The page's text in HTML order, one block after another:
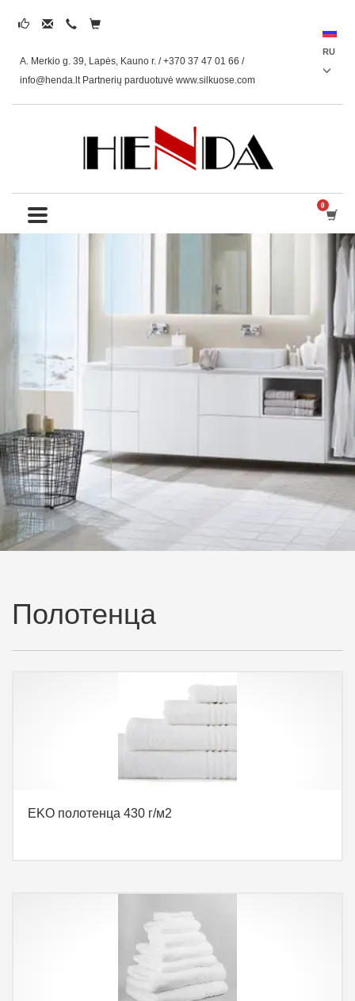
A. Merkio g. 39, Lapės, Kauno r. / +370 37 47 01 66 /
info@henda.ltPartnerių parduotuvė www.silkuose.com
RU
Полотенца
EKO полотенца 430 г/м2